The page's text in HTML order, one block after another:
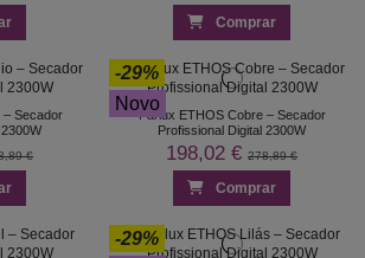
Comprar
– Secador
€
-29%
Novo
Parlux ETHOS Cobre – Secador
Profissional Digital 2300W
198,02 € 278,89 €
Comprar
-29%